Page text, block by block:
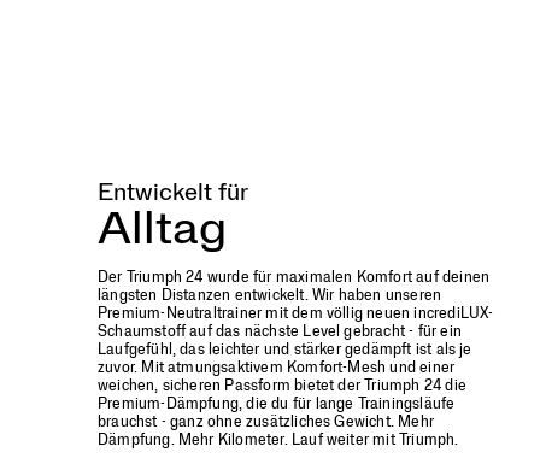
With
breathable
mesh
upper
and
plush,
secure
fit,
the
Entwickelt für
Alltag
Der Triumph 24 wurde für maximalen Komfort auf deinen
längsten Distanzen entwickelt. Wir haben unseren
Premium-Neutraltrainer mit dem völlig neuen incrediLUX-
Schaumstoff auf das nächste Level gebracht - für ein
Laufgefühl, das leichter und stärker gedämpft ist als je
zuvor. Mit atmungsaktivem Komfort-Mesh und einer
weichen, sicheren Passform bietet der Triumph 24 die
Premium-Dämpfung, die du für lange Trainingsläufe
brauchst - ganz ohne zusätzliches Gewicht. Mehr
Dämpfung. Mehr Kilometer. Lauf weiter mit Triumph.